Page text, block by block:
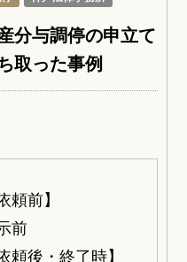
分与調停の申立て
取った事例
頼前】
前
頼後・終了時】